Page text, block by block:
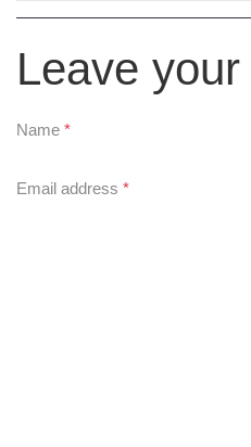
Leave
Name *
Email address *